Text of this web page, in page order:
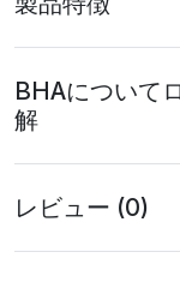
BHAについて
解
レビュー (0)